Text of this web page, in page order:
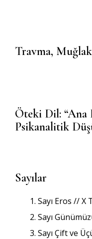
Travma,
Öteki Dil: “Ana
Psikanalitik
Sayılar
1. Sayı Eros // X
2. Sayı
3. Sayı Çift ve